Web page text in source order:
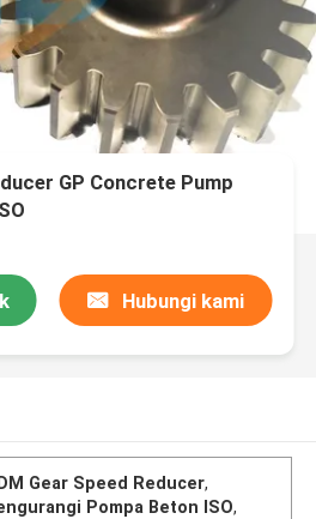
GP Concrete Pump
Hubungi kami
Gear Speed Reducer,
Pompa Beton ISO,